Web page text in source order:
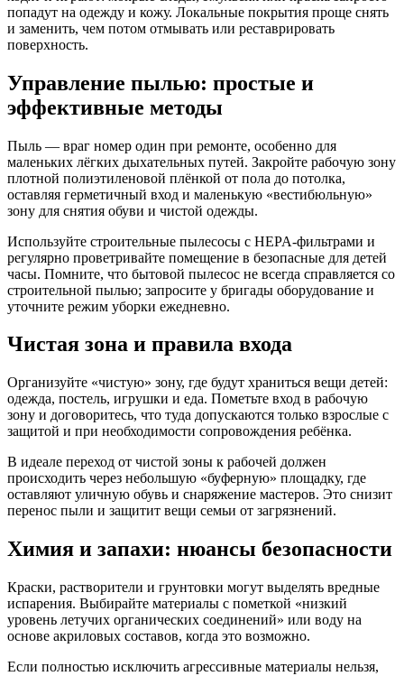
попадут на одежду и кожу. Локальные покрытия проще снять
и заменить, чем потом отмывать или реставрировать
поверхность.
Управление пылью: простые и
эффективные методы
Пыль — враг номер один при ремонте, особенно для
маленьких лёгких дыхательных путей. Закройте рабочую зону
плотной полиэтиленовой плёнкой от пола до потолка,
оставляя герметичный вход и маленькую «вестибюльную»
зону для снятия обуви и чистой одежды.
Используйте строительные пылесосы с HEPA-фильтрами и
регулярно проветривайте помещение в безопасные для детей
часы. Помните, что бытовой пылесос не всегда справляется со
строительной пылью; запросите у бригады оборудование и
уточните режим уборки ежедневно.
Чистая зона и правила входа
Организуйте «чистую» зону, где будут храниться вещи детей:
одежда, постель, игрушки и еда. Пометьте вход в рабочую
зону и договоритесь, что туда допускаются только взрослые с
защитой и при необходимости сопровождения ребёнка.
В идеале переход от чистой зоны к рабочей должен
происходить через небольшую «буферную» площадку, где
оставляют уличную обувь и снаряжение мастеров. Это снизит
перенос пыли и защитит вещи семьи от загрязнений.
Химия и запахи: нюансы безопасности
Краски, растворители и грунтовки могут выделять вредные
испарения. Выбирайте материалы с пометкой «низкий
уровень летучих органических соединений» или воду на
основе акриловых составов, когда это возможно.
Если полностью исключить агрессивные материалы нельзя,